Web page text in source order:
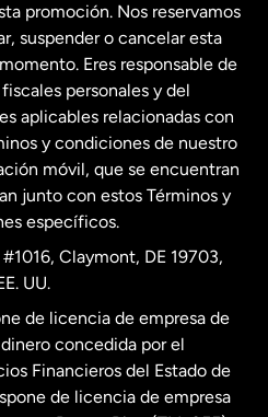
promoción. Nos reservamos
suspender o cancelar esta
Eres responsable de
personales y del
aplicables relacionadas con
y condiciones de nuestro
móvil, que se encuentran
junto con estos Términos y
específicos.
Claymont, DE 19703,
UU.
de licencia de empresa de
concedida por el
Financieros del Estado de
de licencia de empresa